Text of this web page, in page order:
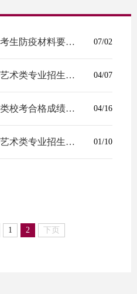
07/02
关于我校艺体类校考考生防疫材料要求更新的通知
04/07
深圳大学2020年本科艺术类专业招生简章(含考试大纲)
04/16
深圳大学2019年艺术类校考合格成绩的通知
01/10
深圳大学2019年本科艺术类专业招生简章（5月14日更新）
1 2 下页